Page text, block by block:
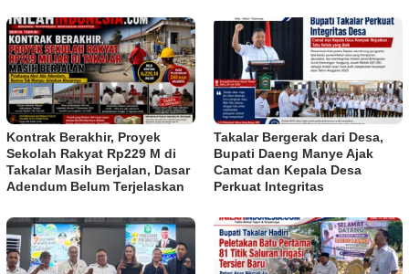
Kontrak Berakhir, Proyek
Sekolah Rakyat Rp229 M di
Takalar Masih Berjalan, Dasar
Adendum Belum Terjelaskan
Takalar Bergerak dari Desa,
Bupati Daeng Manye Ajak
Camat dan Kepala Desa
Perkuat Integritas